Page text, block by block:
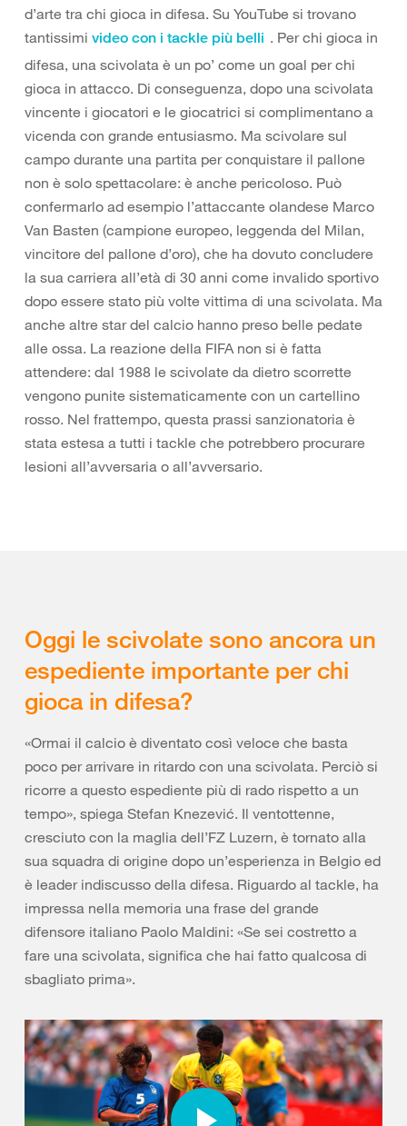
d’arte tra chi gioca in difesa. Su YouTube si trovano
tantissimi video con i tackle più belli . Per chi gioca in
difesa, una scivolata è un po’ come un goal per chi
gioca in attacco. Di conseguenza, dopo una scivolata
vincente i giocatori e le giocatrici si complimentano a
vicenda con grande entusiasmo. Ma scivolare sul
campo durante una partita per conquistare il pallone
non è solo spettacolare: è anche pericoloso. Può
confermarlo ad esempio l’attaccante olandese Marco
Van Basten (campione europeo, leggenda del Milan,
vincitore del pallone d’oro), che ha dovuto concludere
la sua carriera all’età di 30 anni come invalido sportivo
dopo essere stato più volte vittima di una scivolata. Ma
anche altre star del calcio hanno preso belle pedate
alle ossa. La reazione della FIFA non si è fatta
attendere: dal 1988 le scivolate da dietro scorrette
vengono punite sistematicamente con un cartellino
rosso. Nel frattempo, questa prassi sanzionatoria è
stata estesa a tutti i tackle che potrebbero procurare
lesioni all’avversaria o all’avversario.
Oggi le scivolate sono ancora un
espediente importante per chi
gioca in difesa?
«Ormai il calcio è diventato così veloce che basta
poco per arrivare in ritardo con una scivolata. Perciò si
ricorre a questo espediente più di rado rispetto a un
tempo», spiega Stefan Knezević. Il ventottenne,
cresciuto con la maglia dell’FZ Luzern, è tornato alla
sua squadra di origine dopo un’esperienza in Belgio ed
è leader indiscusso della difesa. Riguardo al tackle, ha
impressa nella memoria una frase del grande
difensore italiano Paolo Maldini: «Se sei costretto a
fare una scivolata, significa che hai fatto qualcosa di
sbagliato prima».